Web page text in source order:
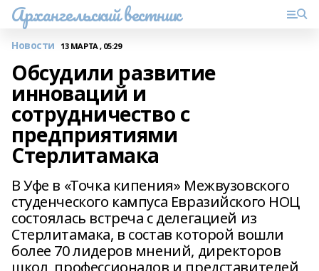
Архангельский вестник
Новости 13 МАРТА , 05:29
Обсудили развитие
инноваций и
сотрудничество с
предприятиями
Стерлитамака
В Уфе в «Точка кипения» Межвузовского
студенческого кампуса Евразийского НОЦ
состоялась встреча с делегацией из
Стерлитамака, в состав которой вошли
более 70 лидеров мнений, директоров
школ, профессионалов и представителей